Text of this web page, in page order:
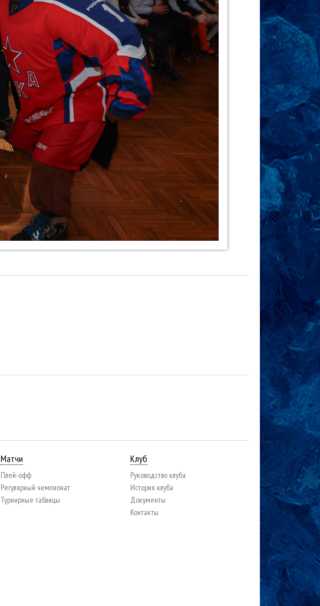
Матчи
Плей-офф
Регулярный чемпионат
Турнирные таблицы
Клуб
Руководство клуба
История клуба
Документы
Контакты